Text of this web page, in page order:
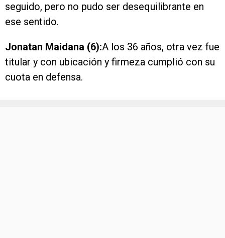
seguido, pero no pudo ser desequilibrante en
ese sentido.
Jonatan Maidana (6):A los 36 años, otra vez fue
titular y con ubicación y firmeza cumplió con su
cuota en defensa.